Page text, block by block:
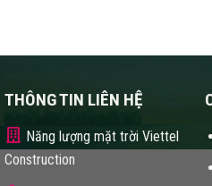
THÔNG TIN LIÊN HỆ
Năng lượng mặt trời Viettel
Construction